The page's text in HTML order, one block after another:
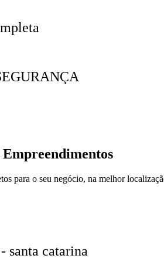
Empreendimentos
para o seu negócio, na melhor
santa catarina